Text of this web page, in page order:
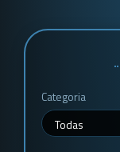
Categoria